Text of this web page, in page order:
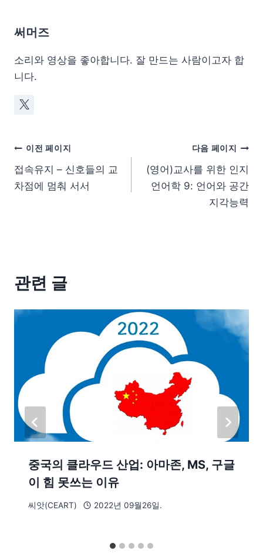
써머즈
소리와 영상을 좋아합니다. 잘 만드는 사람이고자 합
니다.
이전 페이지
접속유지 – 신호들의 교
차점에 멈춰 서서
다음 페이지
(영어)교사를 위한 인지
언어학 9: 언어와 공간
지각능력
관련 글
중국의 클라우드 산업: 아마존, MS, 구글
이 힘 못쓰는 이유
씨앗(CEART) 2022년 09월26일.